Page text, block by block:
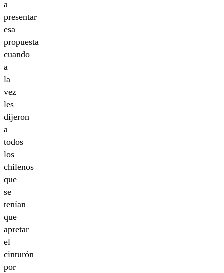
a
presentar
esa
propuesta
cuando
a
la
vez
les
dijeron
a
todos
los
chilenos
que
se
tenían
que
apretar
el
cinturón
por